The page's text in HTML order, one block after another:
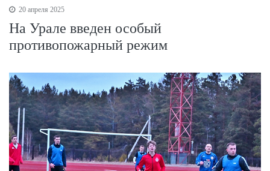
20 апреля 2025
На Урале введен особый
противопожарный режим